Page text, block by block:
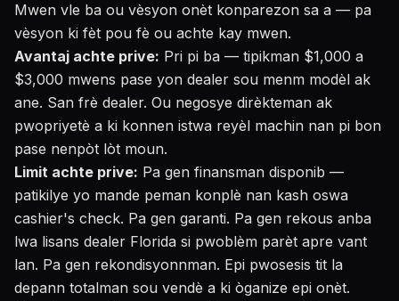
Mwen vle ba ou vèsyon onèt konparezon sa a — pa
vèsyon ki fèt pou fè ou achte kay mwen.
Avantaj achte prive: Pri pi ba — tipikman $1,000 a
$3,000 mwens pase yon dealer sou menm modèl ak
ane. San frè dealer. Ou negosye dirèkteman ak
pwopriyetè a ki konnen istwa reyèl machin nan pi bon
pase nenpòt lòt moun.
Limit achte prive: Pa gen finansman disponib —
patikilye yo mande peman konplè nan kash oswa
cashier's check. Pa gen garanti. Pa gen rekous anba
lwa lisans dealer Florida si pwoblèm parèt apre vant
lan. Pa gen rekondisyonnman. Epi pwosesis tit la
depann totalman sou vendè a ki òganize epi onèt.